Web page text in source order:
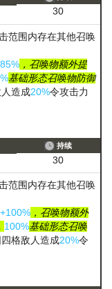
30
范围内存在其他召唤
，召唤物额外提
基础形态召唤物防御
造成20%令攻击力
持续
30
范围内存在其他召唤
+100% ，召唤物额外
100%基础形态召唤
格敌人造成20%令